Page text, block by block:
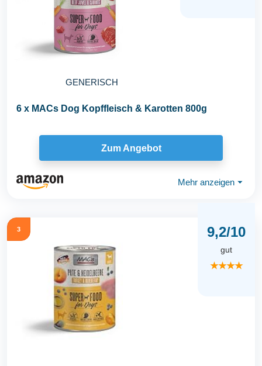
GENERISCH
6 x MACs Dog Kopffleisch & Karotten 800g
Zum Angebot
Mehr anzeigen ⏷
3 9,2/10
gut
★★★★